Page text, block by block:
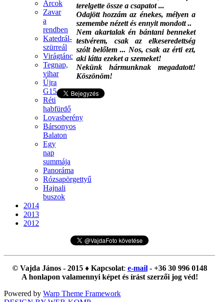
terelgette össze a csapatot ...
Odajött hozzám az énekes, mélyen a
szemembe nézett és ennyit mondott ..
Nem akartalak én bántani benneket
testvérem, csak az elkeseredettség
szólt belőlem ... Nos, csak az érti ezt,
aki látta ezeket a szemeket!
Nekünk hármunknak megadatott!
Köszönöm!
Arcok
Zavar
a
rendben
Katedrál-
szürreál
Virágtánc
Tegnap,
vihar
Újra
G15
Réti
habfürdő
Lovasberény
Bársonyos
Balaton
Egy
nap
summája
Panoráma
Rózsapörgettyű
Hajnali
buszok
2014
2013
2012
© Vajda János - 2015 ♦ Kapcsolat: e-mail- +36 30 996 0148
A honlapon valamennyi képet és írást szerzői jog véd!
Powered by Warp Theme Framework